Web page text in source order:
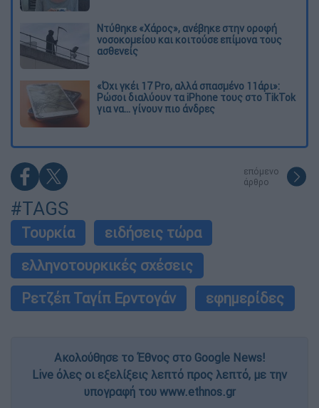
Ντύθηκε «Χάρος», ανέβηκε στην οροφή
νοσοκομείου και κοιτούσε επίμονα τους
ασθενείς
«Όχι γκέι 17 Pro, αλλά σπασμένο 11άρι»:
Ρώσοι διαλύουν τα iPhone τους στο TikTok
για να... γίνουν πιο άνδρες
επόμενο
άρθρο
#TAGS
Τουρκία
ειδήσεις τώρα
ελληνοτουρκικές σχέσεις
Ρετζέπ Ταγίπ Ερντογάν
εφημερίδες
Ακολούθησε το Έθνος στο Google News!
Live όλες οι εξελίξεις λεπτό προς λεπτό, με την
υπογραφή του www.ethnos.gr